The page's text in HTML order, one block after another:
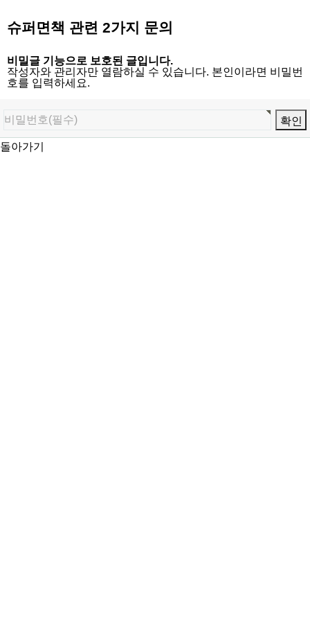
슈퍼면책 관련 2가지 문의
비밀글 기능으로 보호된 글입니다.
작성자와 관리자만 열람하실 수 있습니다. 본인이라면 비밀번
호를 입력하세요.
돌아가기